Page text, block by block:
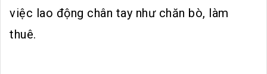
việc lao động chân tay như chăn bò, làm
thuê.